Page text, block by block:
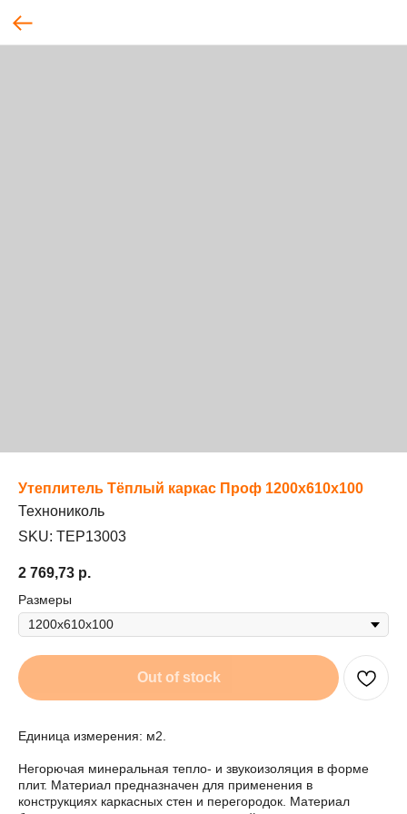
Утеплитель Тёплый каркас Проф 1200x610x100
Технониколь
SKU: TEP13003
2 769,73 р.
Размеры
Out of stock
Единица измерения: м2.
Негорючая минеральная тепло- и звукоизоляция в форме
плит. Материал предназначен для применения в
конструкциях каркасных стен и перегородок. Материал